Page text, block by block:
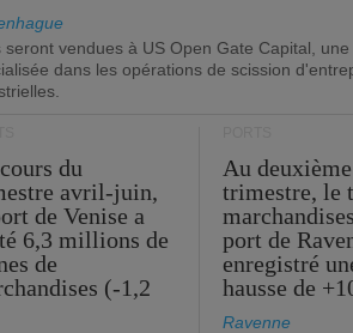
seront vendues à US Open Gate Capital, une
dans les opérations de scission
du
avril-juin,
de Venise a
6,3 millions de
de
(-1,2
Au deuxième
trimestre, le
port de
enregistré
hausse de
Ravenne